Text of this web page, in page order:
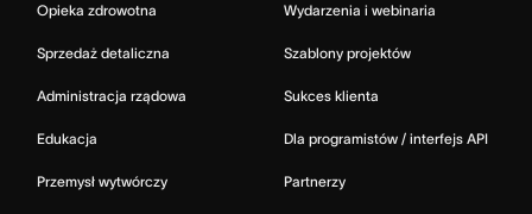
Opieka zdrowotna
Sprzedaż detaliczna
Administracja rządowa
Edukacja
Przemysł wytwórczy
Wydarzenia i webinaria
Szablony projektów
Sukces klienta
Dla programistów / interfejs API
Partnerzy